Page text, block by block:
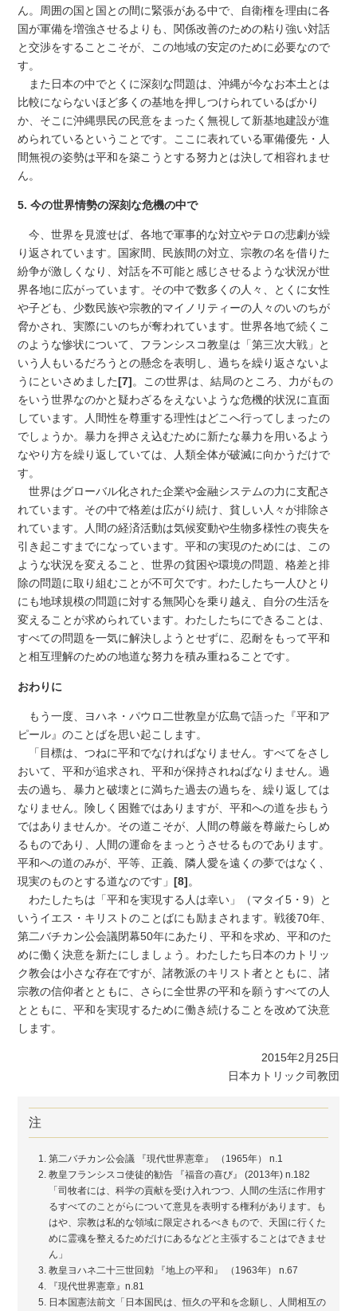
ん。周囲の国と国との間に緊張がある中で、自衛権を理由に各
国が軍備を増強させるよりも、関係改善のための粘り強い対話
と交渉をすることこそが、この地域の安定のために必要なので
す。
また日本の中でとくに深刻な問題は、沖縄が今なお本土とは
比較にならないほど多くの基地を押しつけられているばかり
か、そこに沖縄県民の民意をまったく無視して新基地建設が進
められているということです。ここに表れている軍備優先・人
間無視の姿勢は平和を築こうとする努力とは決して相容れませ
ん。
5. 今の世界情勢の深刻な危機の中で
今、世界を見渡せば、各地で軍事的な対立やテロの悲劇が繰
り返されています。国家間、民族間の対立、宗教の名を借りた
紛争が激しくなり、対話を不可能と感じさせるような状況が世
界各地に広がっています。その中で数多くの人々、とくに女性
や子ども、少数民族や宗教的マイノリティーの人々のいのちが
脅かされ、実際にいのちが奪われています。世界各地で続くこ
のような惨状について、フランシスコ教皇は「第三次大戦」と
いう人もいるだろうとの懸念を表明し、過ちを繰り返さないよ
うにといさめました[7]。この世界は、結局のところ、力がもの
をいう世界なのかと疑わざるをえないような危機的状況に直面
しています。人間性を尊重する理性はどこへ行ってしまったの
でしょうか。暴力を押さえ込むために新たな暴力を用いるよう
なやり方を繰り返していては、人類全体が破滅に向かうだけで
す。
世界はグローバル化された企業や金融システムの力に支配さ
れています。その中で格差は広がり続け、貧しい人々が排除さ
れています。人間の経済活動は気候変動や生物多様性の喪失を
引き起こすまでになっています。平和の実現のためには、この
ような状況を変えること、世界の貧困や環境の問題、格差と排
除の問題に取り組むことが不可欠です。わたしたち一人ひとり
にも地球規模の問題に対する無関心を乗り越え、自分の生活を
変えることが求められています。わたしたちにできることは、
すべての問題を一気に解決しようとせずに、忍耐をもって平和
と相互理解のための地道な努力を積み重ねることです。
おわりに
もう一度、ヨハネ・パウロ二世教皇が広島で語った『平和ア
ピール』のことばを思い起こします。
「目標は、つねに平和でなければなりません。すべてをさし
おいて、平和が追求され、平和が保持されねばなりません。過
去の過ち、暴力と破壊とに満ちた過去の過ちを、繰り返しては
なりません。険しく困難ではありますが、平和への道を歩もう
ではありませんか。その道こそが、人間の尊厳を尊厳たらしめ
るものであり、人間の運命をまっとうさせるものであります。
平和への道のみが、平等、正義、隣人愛を遠くの夢ではなく、
現実のものとする道なのです」[8]。
わたしたちは「平和を実現する人は幸い」（マタイ5・9）と
いうイエス・キリストのことばにも励まされます。戦後70年、
第二バチカン公会議閉幕50年にあたり、平和を求め、平和のた
めに働く決意を新たにしましょう。わたしたち日本のカトリッ
ク教会は小さな存在ですが、諸教派のキリスト者とともに、諸
宗教の信仰者とともに、さらに全世界の平和を願うすべての人
とともに、平和を実現するために働き続けることを改めて決意
します。
2015年2月25日
日本カトリック司教団
注
第二バチカン公会議 『現代世界憲章』 （1965年） n.1
教皇フランシスコ使徒的勧告 『福音の喜び』 (2013年) n.182
「司牧者には、科学の貢献を受け入れつつ、人間の生活に作用す
るすべてのことがらについて意見を表明する権利があります。も
はや、宗教は私的な領域に限定されるべきもので、天国に行くた
めに霊魂を整えるためだけにあるなどと主張することはできませ
ん」
教皇ヨハネ二十三世回勅 『地上の平和』 （1963年） n.67
『現代世界憲章』n.81
日本国憲法前文「日本国民は、恒久の平和を念願し、人間相互の